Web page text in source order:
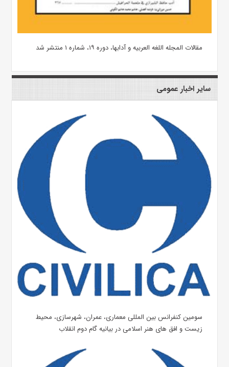
مقالات المجله اللغه العربیه و آدابها، دوره ۱۹، شماره ۱ منتشر شد
سایر اخبار عمومی
سومین کنفرانس بین المللی معماری، عمران، شهرسازی، محیط
زیست و افق های هنر اسلامی در بیانیه گام دوم انقلاب